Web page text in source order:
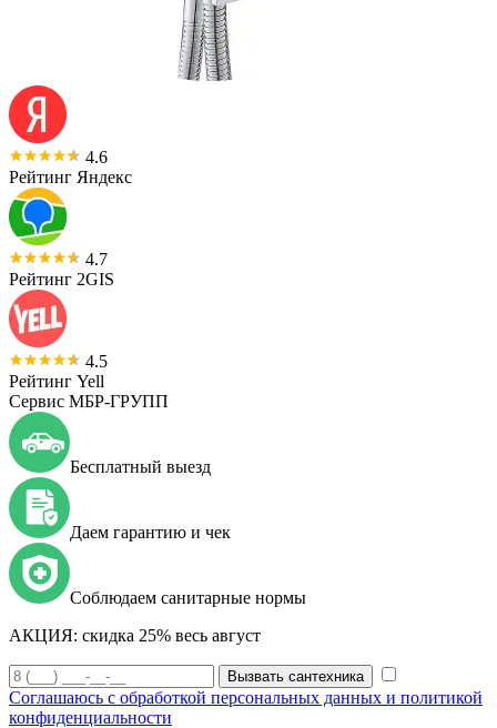
4.6
Рейтинг Яндекс
4.7
Рейтинг 2GIS
4.5
Рейтинг Yell
Сервис МБР-ГРУПП
Бесплатный выезд
Даем гарантию и чек
Соблюдаем санитарные нормы
АКЦИЯ: скидка 25% весь август
Вызвать сантехника
Соглашаюсь с обработкой персональных данных и политикой
конфиденциальности